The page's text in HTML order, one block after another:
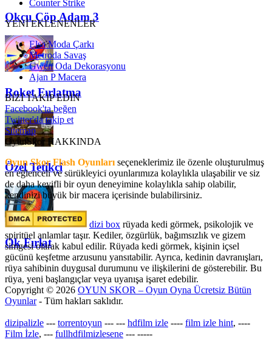
Okçu Çöp Adam 3
Roket Fırlatma
Özel Tetikçi
Ok Fırlat
Counter Strike
YENİ EKLENENLER
Elsa Moda Çarkı
Metroda Savaş
Gwen Oda Dekorasyonu
Ajan P Macera
BİZİ TAKİP EDİN
Facebook'ta beğen
Twitter'da takip et
Sitemap
OyunSkor HAKKINDA
Oyun Skor Flash Oyunları seçeneklerimiz ile özenle oluşturulmuş
en eğlenceli ve sürükleyici oyunlarımıza kolaylıkla ulaşabilir ve siz
de daha keyifli bir oyun deneyimine kolaylıkla sahip olabilir,
kendinizi büyük bir macera içerisinde bulabilirsiniz.
dizi box rüyada kedi görmek​, psikolojik ve
spiritüel anlamlar taşır. Kediler, özgürlük, bağımsızlık ve gizem
simgesi olarak kabul edilir. Rüyada kedi görmek, kişinin içsel
gücünü keşfetme arzusunu yansıtabilir. Ayrıca, kedinin davranışları,
rüya sahibinin duygusal durumunu ve ilişkilerini de gösterebilir. Bu
rüya, yeni başlangıçlar veya uyanışa işaret edebilir.
Copyright © 2026 OYUN SKOR – Oyun Oyna Ücretsiz Bütün
Oyunlar- Tüm hakları saklıdır.
dizipalizle --- torrentoyun --- --- hdfilm izle ---- film izle hint, ----
Film İzle, --- fullhdfilmizlesene --- -----